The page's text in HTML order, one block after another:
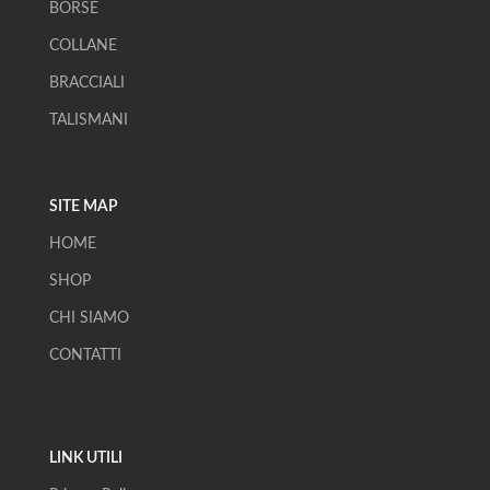
BORSE
COLLANE
BRACCIALI
TALISMANI
SITE MAP
HOME
SHOP
CHI SIAMO
CONTATTI
LINK UTILI